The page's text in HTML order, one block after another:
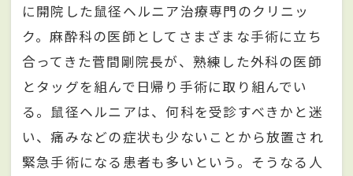
に開院した鼠径ヘルニア治療専門のクリニッ
ク。麻酔科の医師としてさまざまな手術に立ち
合ってきた菅間剛院長が、熟練した外科の医師
とタッグを組んで日帰り手術に取り組んでい
る。鼠径ヘルニアは、何科を受診すべきかと迷
い、痛みなどの症状も少ないことから放置され
緊急手術になる患者も多いという。そうなる人